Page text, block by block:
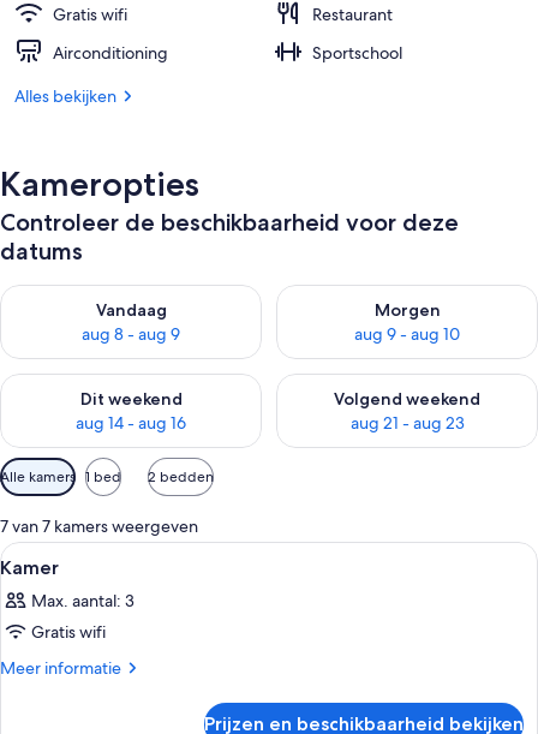
Gratis wifi
Restaurant
Airconditioning
Sportschool
Alles bekijken
Kameropties
Controleer de beschikbaarheid voor deze
datums
Vandaag
aug 8 - aug 9
De beschikbaarheid controleren voor vanavond aug 8 - aug 9
Morgen
aug 9 - aug 10
De beschikbaarheid
Dit weekend
aug 14 - aug 16
De beschikbaarheid controleren voor dit weekend aug 14 -
Volgend weekend
aug 21 - aug 23
De beschikbaarheid
Beschikbare
filters
voor
kamers
Alle kamers 1 bed 2 bedden
7 van 7 kamers weergeven
Alle
foto's
voor
Kamer
laden
Een moderne hotelkamer met een
6
Kamer
Max. aantal: 3
Gratis wifi
Meer informatie
Meer
Prijzen en beschikbaarheid bekijken